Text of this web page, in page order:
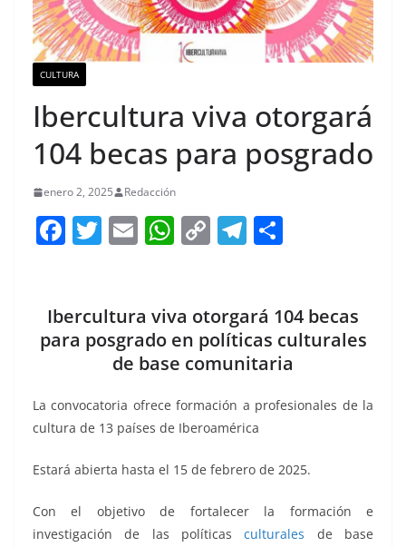
CULTURA
Ibercultura viva otorgará
104 becas para posgrado
enero 2, 2025 Redacción
F
e
b
o
k
T
er
E
l
W
s
A
p
p
C
y
Li
n
k
T
gr
a
m
e
Ibercultura viva otorgará 104 becas
para posgrado en políticas culturales
de base comunitaria
La convocatoria ofrece formación a profesionales de la
cultura de 13 países de Iberoamérica
Estará abierta hasta el 15 de febrero de 2025.
Con el objetivo de fortalecer la formación e
investigación de las políticasculturales de base